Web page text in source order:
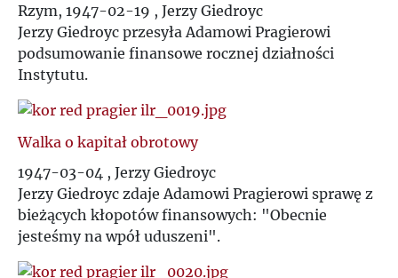
Rzym, 1947-02-19 , Jerzy Giedroyc
Jerzy Giedroyc przesyła Adamowi Pragierowi
podsumowanie finansowe rocznej działności
Instytutu.
Walka o kapitał obrotowy
1947-03-04 , Jerzy Giedroyc
Jerzy Giedroyc zdaje Adamowi Pragierowi sprawę z
bieżących kłopotów finansowych: "Obecnie
jesteśmy na wpół uduszeni".